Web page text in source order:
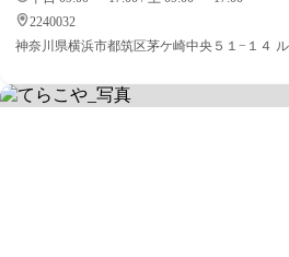
2240032
神奈川県横浜市都筑区茅ケ崎中央５１−１４